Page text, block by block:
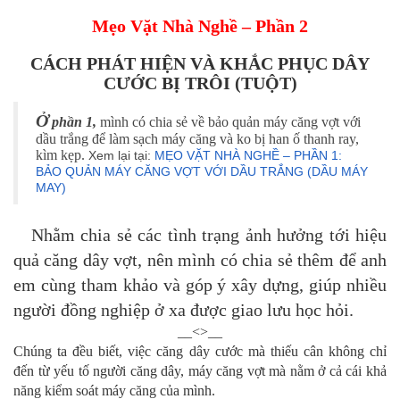
Mẹo Vặt Nhà Nghề – Phần 2
CÁCH PHÁT HIỆN VÀ KHẮC PHỤC DÂY
CƯỚC BỊ TRÔI (TUỘT)
Ởphần 1, mình có chia sẻ về bảo quản máy căng vợt với
dầu trắng để làm sạch máy căng và ko bị han ố thanh ray,
kìm kẹp. Xem lại tại: MẸO VẶT NHÀ NGHỀ – PHẦN 1:
BẢO QUẢN MÁY CĂNG VỢT VỚI DẦU TRẮNG (DẦU MÁY
MAY)
Nhằm chia sẻ các tình trạng ảnh hưởng tới hiệu
quả căng dây vợt, nên mình có chia sẻ thêm để anh
em cùng tham khảo và góp ý xây dựng, giúp nhiều
người đồng nghiệp ở xa được giao lưu học hỏi.
__<>__
Chúng ta đều biết, việc căng dây cước mà thiếu cân không chỉ
đến từ yếu tốngười căng dây, máy căng vợtmà nằm ở cả cái khả
năng kiểm soát máy căng của mình.